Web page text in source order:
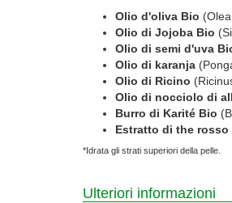
Olio d'oliva Bio
Olio di Jojoba Bio
Olio di semi d'uva
Olio di karanja
Olio di Ricino
Olio di nocciolo di
Burro di Karité Bio
Estratto di the rosso
*Idrata gli strati superiori della pelle.
Ulteriori informazioni